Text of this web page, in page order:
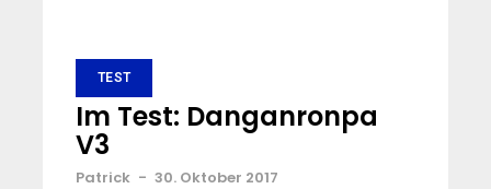
TEST
Im Test: Danganronpa
V3
Patrick - 30. Oktober 2017